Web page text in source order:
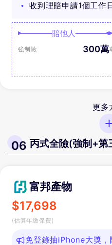
收到理賠申請1個工作
賠他人
強制險 300萬
更多
06 丙式全險(強制+第
富邦產物
$17,698
(估算年繳保費)
免登錄抽iPhone大獎，